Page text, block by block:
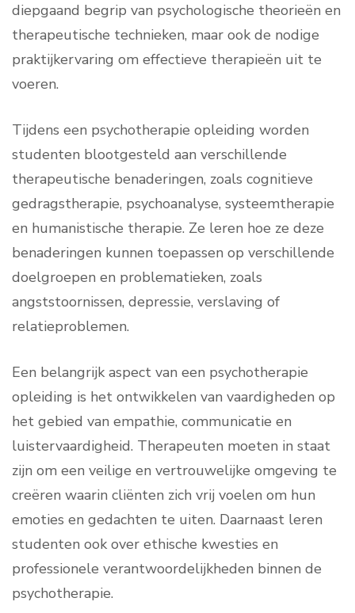
diepgaand begrip van psychologische theorieën en
therapeutische technieken, maar ook de nodige
praktijkervaring om effectieve therapieën uit te
voeren.
Tijdens een psychotherapie opleiding worden
studenten blootgesteld aan verschillende
therapeutische benaderingen, zoals cognitieve
gedragstherapie, psychoanalyse, systeemtherapie
en humanistische therapie. Ze leren hoe ze deze
benaderingen kunnen toepassen op verschillende
doelgroepen en problematieken, zoals
angststoornissen, depressie, verslaving of
relatieproblemen.
Een belangrijk aspect van een psychotherapie
opleiding is het ontwikkelen van vaardigheden op
het gebied van empathie, communicatie en
luistervaardigheid. Therapeuten moeten in staat
zijn om een veilige en vertrouwelijke omgeving te
creëren waarin cliënten zich vrij voelen om hun
emoties en gedachten te uiten. Daarnaast leren
studenten ook over ethische kwesties en
professionele verantwoordelijkheden binnen de
psychotherapie.